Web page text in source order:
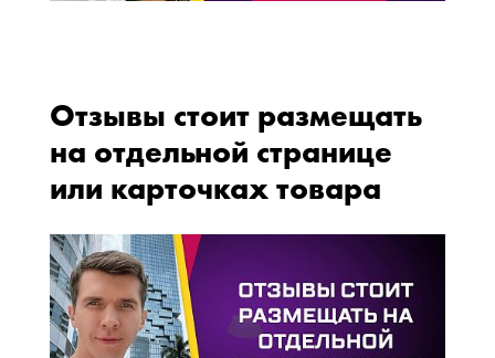
Отзывы стоит размещать
на отдельной странице
или карточках товара